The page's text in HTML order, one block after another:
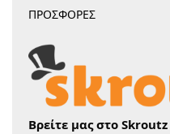
ΠΡΟΣΦΟΡΕΣ
Βρείτε μας στο Skroutz